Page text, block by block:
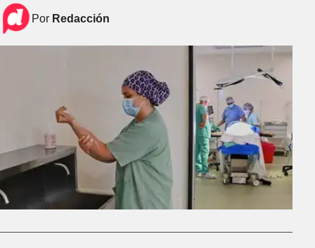
Por Redacción